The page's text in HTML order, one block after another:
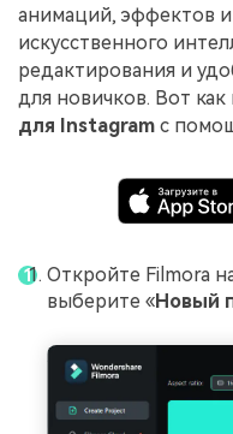
анимаций, эффектов
искусственного
редактирования и
для новичков. Вот
для Instagram с
Откройте Filmora
выберите «Новый